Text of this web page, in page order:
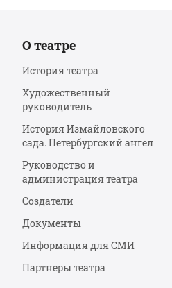
О театре
История театра
Художественный
руководитель
История Измайловского
сада. Петербургский ангел
Руководство и
администрация театра
Создатели
Документы
Информация для СМИ
Партнеры театра